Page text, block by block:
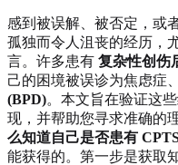
感到被误解、被否定，或
孤独而令人沮丧的经历，
言。许多患有 复杂性创伤
己的困境被误诊为焦虑症
(BPD)。本文旨在验证这
现，并帮助您寻求准确的
么知道自己是否患有
能获得的。第一步是获取